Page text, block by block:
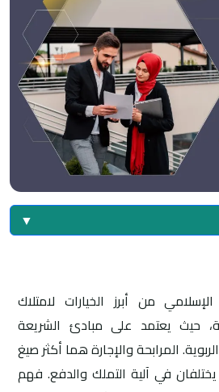
▼
حيث يعتمد على مبادئ الشريعة
المرابحة والإجارة هما أكثر صيغ
في آلية التملك والدفع. فهم